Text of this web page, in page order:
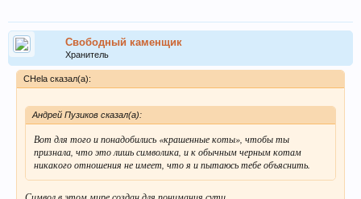
Свободный каменщик
Хранитель
CHela сказал(а):
Андрей Пузиков сказал(а):
Вот для того и понадобились «крашенные коты», чтобы ты
признала, что это лишь символика, и к обычным черным котам
никакого отношения не имеет, что я и пытаюсь тебе объяснить.
Символ в этом мире создан для понимания сути.